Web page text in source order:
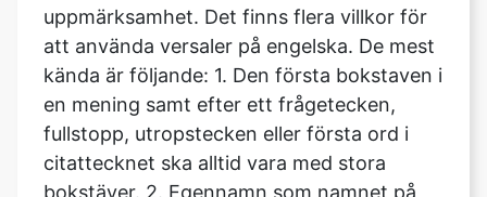
uppmärksamhet. Det finns flera villkor för
att använda versaler på engelska. De mest
kända är följande: 1. Den första bokstaven i
en mening samt efter ett frågetecken,
fullstopp, utropstecken eller första ord i
citattecknet ska alltid vara med stora
bokstäver. 2. Egennamn som namnet på